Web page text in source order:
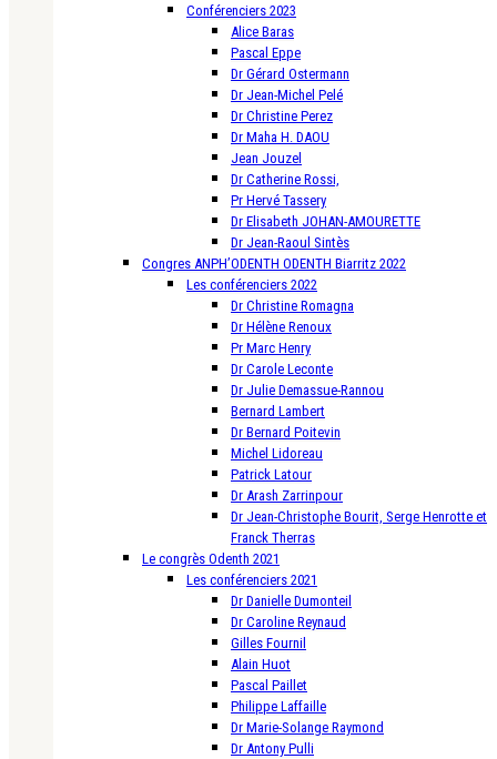
Conférenciers 2023
Alice Baras
Pascal Eppe
Dr Gérard Ostermann
Dr Jean-Michel Pelé
Dr Christine Perez
Dr Maha H. DAOU
Jean Jouzel
Dr Catherine Rossi,
Pr Hervé Tassery
Dr Elisabeth JOHAN-AMOURETTE
Dr Jean-Raoul Sintès
Congres ANPH’ODENTH ODENTH Biarritz 2022
Les conférenciers 2022
Dr Christine Romagna
Dr Hélène Renoux
Pr Marc Henry
Dr Carole Leconte
Dr Julie Demassue-Rannou
Bernard Lambert
Dr Bernard Poitevin
Michel Lidoreau
Patrick Latour
Dr Arash Zarrinpour
Dr Jean-Christophe Bourit, Serge Henrotte et
Franck Therras
Le congrès Odenth 2021
Les conférenciers 2021
Dr Danielle Dumonteil
Dr Caroline Reynaud
Gilles Fournil
Alain Huot
Pascal Paillet
Philippe Laffaille
Dr Marie-Solange Raymond
Dr Antony Pulli